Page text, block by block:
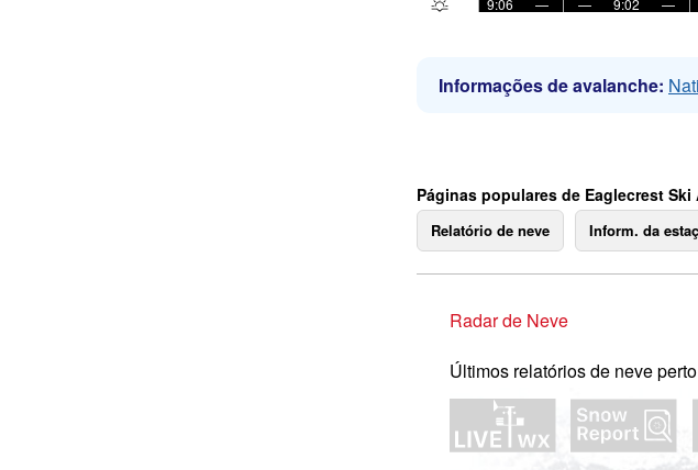
9:06
— — 9:02 —
Informações de avalanche:
Páginas populares de Eaglecrest Ski
Relatório de neve Inform. da
Radar de Neve
Últimos relatórios de neve